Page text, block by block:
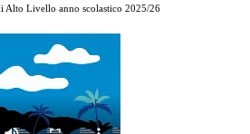
Alto Livello anno scolastico 2025/26